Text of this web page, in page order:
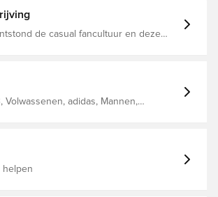
de casual fancultuur en deze
Geborduurd embleem van
polyester 6%
Volwassenen, adidas, Mannen,
helpen